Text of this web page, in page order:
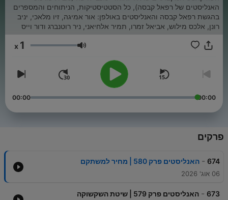
האנליסטים של רפאל קבסה), כל הסטטיסטיקות, הניתוחים והמספרים
בהגשת רפאל קבסה והאנליסטים באולפן: אור אמיגה, זיו מלאכי, יניב
רונן, אלכס מילוש, אביאל זמרו, תמיר אלחיאני, ניר רוטנברג ודור וייס
עוצמת שמע 1
00:00
00:00
פרקים
674
- האנליסטים פרק 580 | מחיר למשתקם
06 אוג' 2026
673
- האנליסטים פרק 579 | שיטת השקשוקה